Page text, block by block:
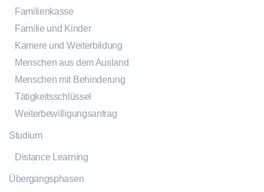
Familienkasse
Familie und Kinder
Karriere und Weiterbildung
Menschen aus dem Ausland
Menschen mit Behinderung
Tätigkeitsschlüssel
Weiterbewilligungsantrag
Studium
Distance Learning
Übergangsphasen